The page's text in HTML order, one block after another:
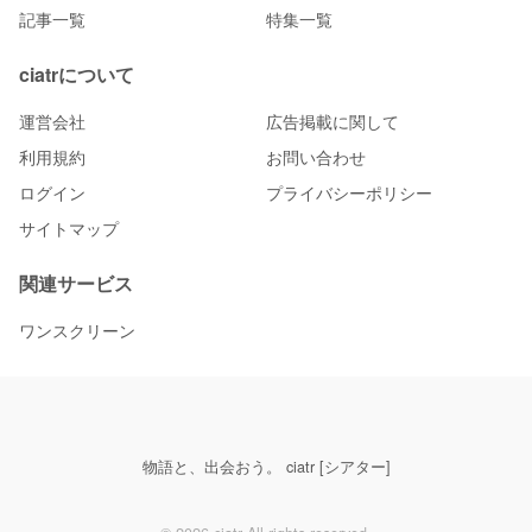
記事一覧 特集一覧
ciatrについて
運営会社
広告掲載に関して
利用規約
お問い合わせ
ログイン
プライバシーポリシー
サイトマップ
関連サービス
ワンスクリーン
物語と、出会おう。 ciatr [シアター]